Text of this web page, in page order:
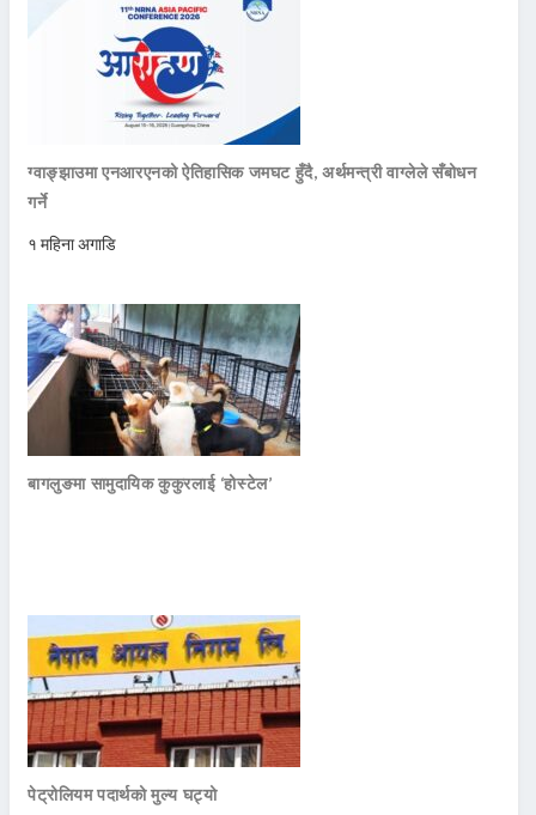
ग्वाङ्झाउमा एनआरएनको ऐतिहासिक जमघट हुँदै, अर्थमन्त्री वाग्लेले सँबोधन
गर्ने
१ महिना अगाडि
बागलुङमा सामुदायिक कुकुरलाई ‘होस्टेल’
पेट्रोलियम पदार्थको मुल्य घट्यो